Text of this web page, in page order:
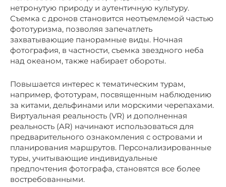
нетронутую природу и аутентичную культуру.
Съемка с дронов становится неотъемлемой частью
фототуризма, позволяя запечатлеть
захватывающие панорамные виды. Ночная
фотография, в частности, съемка звездного неба
над океаном, также набирает обороты.
Повышается интерес к тематическим турам,
например, фототурам, посвященным наблюдению
за китами, дельфинами или морскими черепахами.
Виртуальная реальность (VR) и дополненная
реальность (AR) начинают использоваться для
предварительного ознакомления с островами и
планирования маршрутов. Персонализированные
туры, учитывающие индивидуальные
предпочтения фотографа, становятся все более
востребованными.